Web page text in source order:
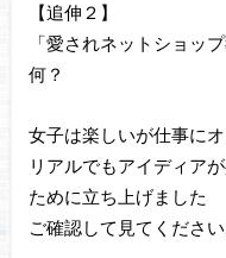
【追伸２】
「愛されネットショッ
何？
女子は楽しいが仕事に
リアルでもアイディア
ために立ち上げました
ご確認して見てください